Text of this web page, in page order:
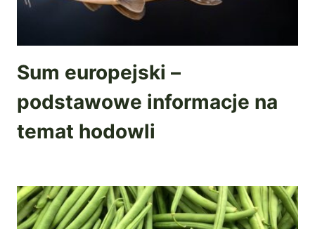
Sum europejski –
podstawowe informacje na
temat hodowli